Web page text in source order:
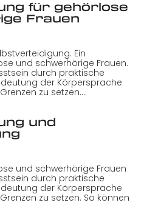
für gehörlose
Frauen
Ein
und schwerhörige Frauen.
durch praktische
der Körpersprache
zu setzen.…
und
und schwerhörige Frauen
durch praktische
der Körpersprache
zu setzen. So können